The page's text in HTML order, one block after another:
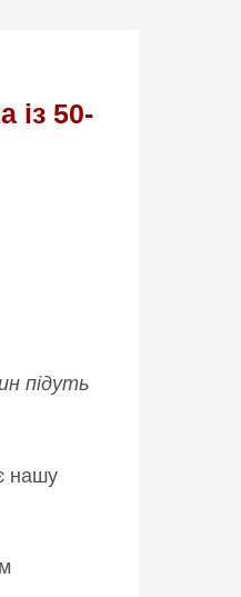
із 50-
підуть
нашу